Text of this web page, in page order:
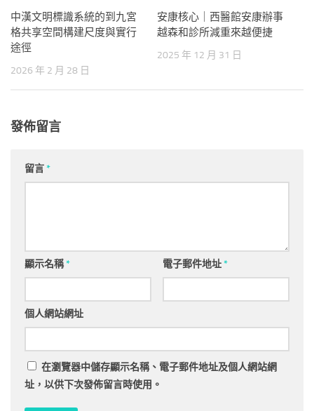
中漢文明標識系統的到九宮
格共享空間構建尺度與實行
途徑
2026 年 2 月 28 日
安康核心｜西醫館安康辦事
越森和診所減重來越便捷
2025 年 12 月 31 日
發佈留言
留言*
顯示名稱* 電子郵件地址*
個人網站網址
在瀏覽器中儲存顯示名稱、電子郵件地址及個人網站網
址，以供下次發佈留言時使用。